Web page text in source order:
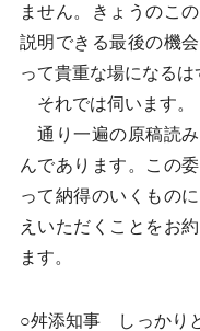
ません。きょうのこ
説明できる最後の機
って貴重な場になるは
それでは伺います。
通り一遍の原稿読み
んであります。この
って納得のいくもの
えいただくことをお
ます。
○舛添知事 しっかり